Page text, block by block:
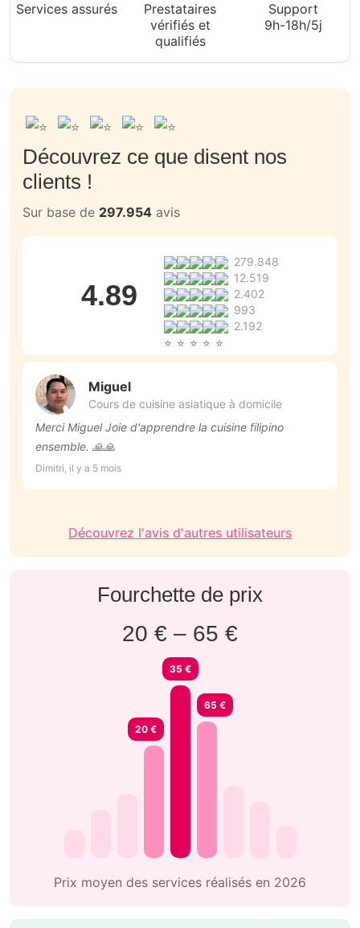
Services assurés
Prestataires
vérifiés et
qualifiés
Support
9h-18h/5j
Découvrez ce que disent nos
clients !
Sur base de 297.954 avis
4.89
279.848
12.519
2.402
993
2.192
Miguel
Cours de cuisine asiatique à domicile
Merci Miguel Joie d'apprendre la cuisine filipino
ensemble. 🙏🙏
Dimitri, il y a 5 mois
Découvrez l'avis d'autres utilisateurs
Fourchette de prix
20 € – 65 €
20 €
35 €
65 €
Prix moyen des services réalisés en 2026